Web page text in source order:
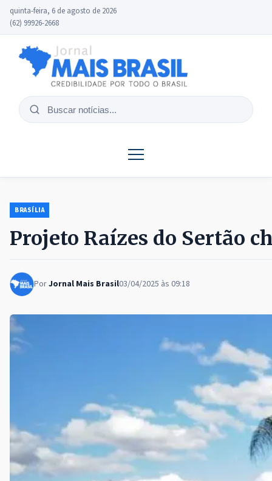
quinta-feira, 6 de agosto de 2026
(62) 99926-2668
Buscar
BRASÍLIA
Projeto Raízes do Sertão
PorJornal Mais Brasil03/04/2025 às 09:18